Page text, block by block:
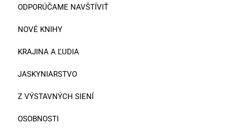
ODPORÚČAME NAVŠTÍVIŤ
NOVÉ KNIHY
KRAJINA A ĽUDIA
JASKYNIARSTVO
Z VÝSTAVNÝCH SIENÍ
OSOBNOSTI